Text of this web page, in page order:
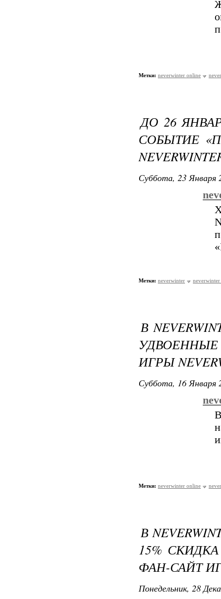
Метки: neverwinter online
ДО 26
СОБЫТИЕ
Суббота, 23 Января
Метки: neverwinter
В
ИГРЫ
Суббота, 16 Января
Метки: neverwinter online
В
15%
ФАН-САЙТ
Понедельник, 28